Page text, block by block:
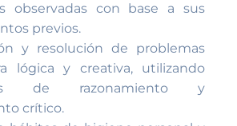
observadas con base a sus
previos.
y resolución de problemas
lógica y creativa, utilizando
de razonamiento y
crítico.